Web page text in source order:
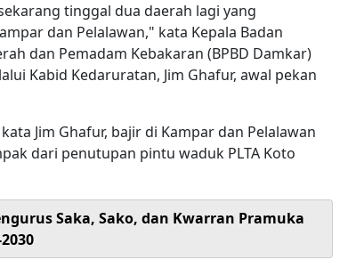
tinggal dua daerah lagi yang
dan Pelalawan," kata Kepala Badan
dan Pemadam Kebakaran (BPBD Damkar)
Kabid Kedaruratan, Jim Ghafur, awal pekan
Jim Ghafur, bajir di Kampar dan Pelalawan
dari penutupan pintu waduk PLTA Koto
Saka, Sako, dan Kwarran Pramuka